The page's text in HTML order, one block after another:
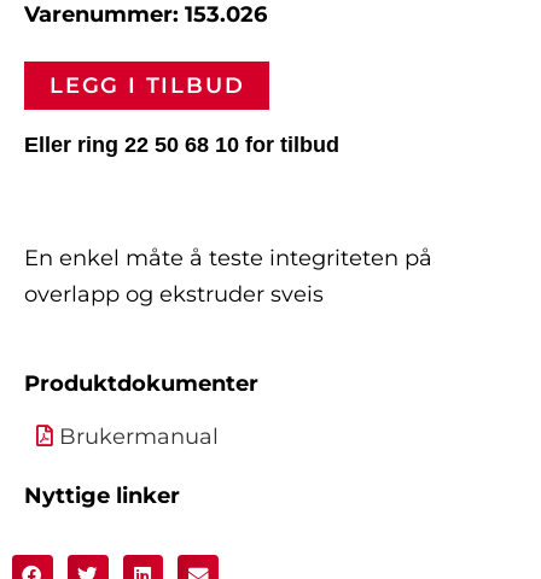
Varenummer: 153.026
LEGG I TILBUD
Eller ring 22 50 68 10 for tilbud
En enkel måte å teste integriteten på
overlapp og ekstruder sveis
Produktdokumenter
Brukermanual
Nyttige linker